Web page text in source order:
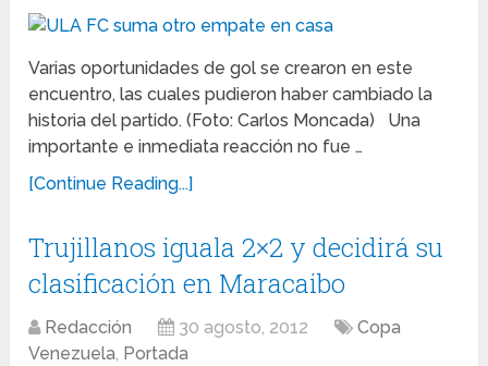
Varias oportunidades de gol se crearon en este
encuentro, las cuales pudieron haber cambiado la
historia del partido. (Foto: Carlos Moncada) Una
importante e inmediata reacción no fue …
[Continue Reading...]
Trujillanos iguala 2×2 y decidirá su
clasificación en Maracaibo
Redacción 30 agosto, 2012
Copa
Venezuela, Portada